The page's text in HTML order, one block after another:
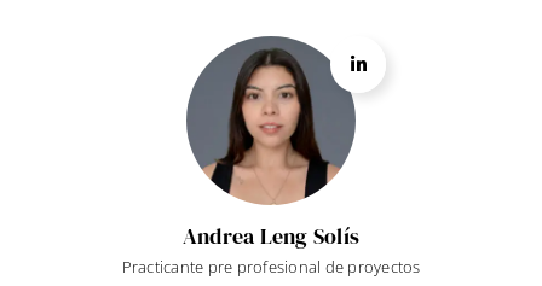
Andrea Leng Solís
Practicante pre profesional de proyectos